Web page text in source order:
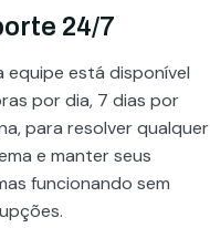
24/7
equipe está disponível
por dia, 7 dias por
para resolver qualquer
e manter seus
funcionando sem